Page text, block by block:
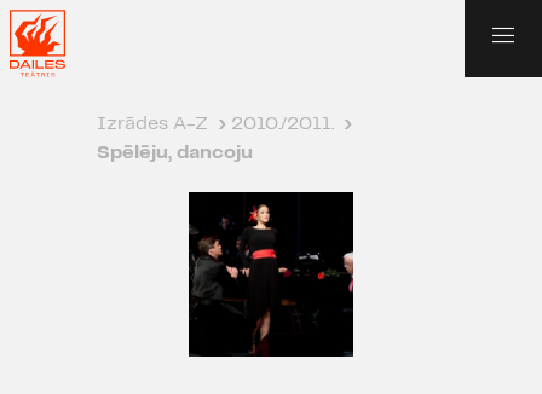
Izrādes A-Z › 2010./2011. ›
Spēlēju, dancoju